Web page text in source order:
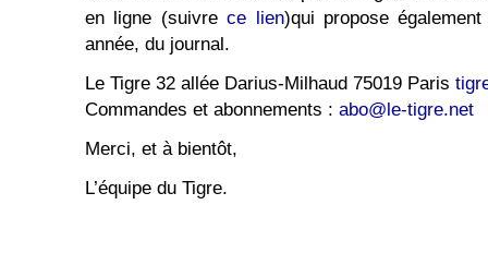
en ligne (suivrece lien)qui propose
année, du journal.
Le Tigre 32 allée Darius-Milhaud 75019 Paris
Commandes et abonnements : abo@le-tigre.net
Merci, et à bientôt,
L’équipe du Tigre.